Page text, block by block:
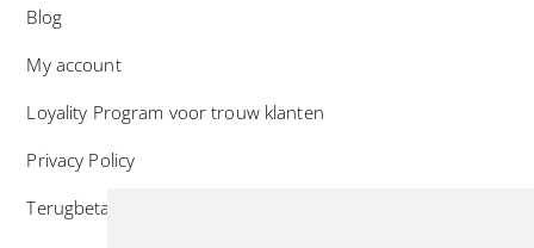
Blog
My account
Loyality Program voor trouw klanten
Privacy Policy
Terugbetaal- en retourneringsbeleid